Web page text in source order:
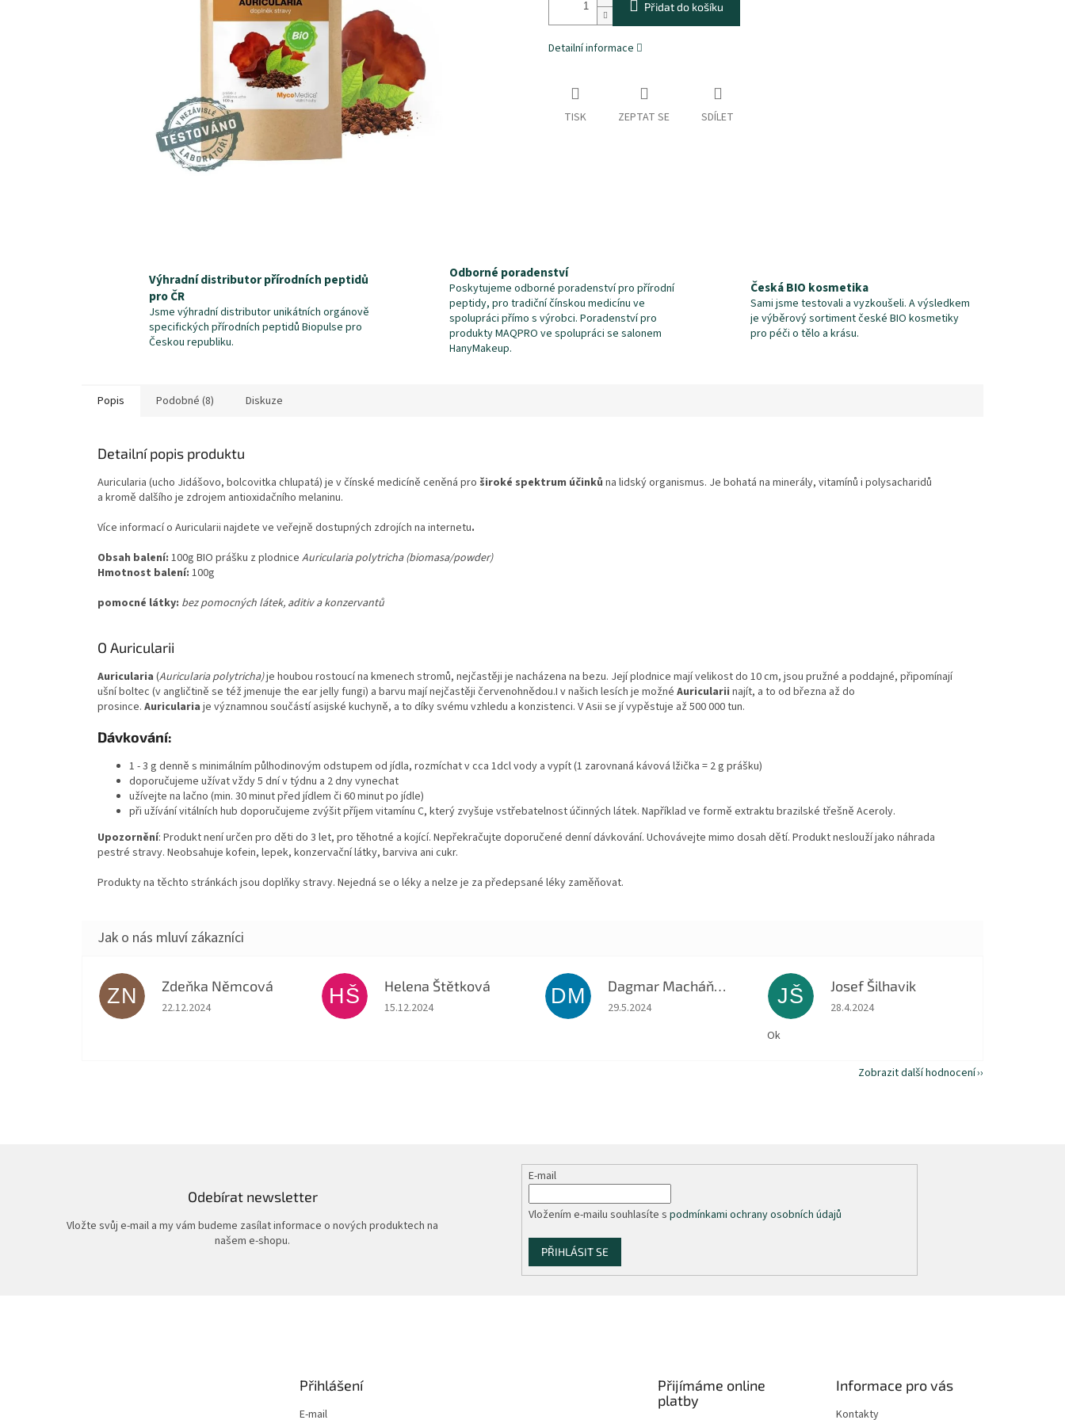
Přidat do košíku
Detailní informace
TISK ZEPTAT SE SDÍLET
Výhradní distributor přírodních peptidů
pro ČR
Jsme výhradní distributor unikátních orgánově
specifických přírodních peptidů Biopulse pro
Českou republiku.
Odborné poradenství
Poskytujeme odborné poradenství pro přírodní
peptidy, pro tradiční čínskou medicínu ve
spolupráci přímo s výrobci. Poradenství pro
produkty MAQPRO ve spolupráci se salonem
HanyMakeup.
Česká BIO kosmetika
Sami jsme testovali a vyzkoušeli. A výsledkem
je výběrový sortiment české BIO kosmetiky
pro péči o tělo a krásu.
Popis Podobné (8) Diskuze
Detailní popis produktu
Auricularia (ucho Jidášovo, bolcovitka chlupatá) je v čínské medicíně ceněná pro široké spektrum účinků na lidský organismus. Je bohatá na minerály, vitamínů i polysacharidů
a kromě dalšího je zdrojem antioxidačního melaninu.
Více informací o Auricularii najdete ve veřejně dostupných zdrojích na internetu.
Obsah balení: 100g BIO prášku z plodnice Auricularia polytricha (biomasa/powder)
Hmotnost balení: 100g
pomocné látky: bez pomocných látek, aditiv a konzervantů
O Auricularii
Auricularia (Auricularia polytricha)je houbou rostoucí na kmenech stromů, nejčastěji je nacházena na bezu. Její plodnice mají velikost do 10 cm, jsou pružné a poddajné, připomínají
ušní boltec (v angličtině se též jmenuje the ear jelly fungi) a barvu mají nejčastěji červenohnědou.I v našich lesích je možné Auricularii najít, a to od března až do
prosince. Auricularia je významnou součástí asijské kuchyně, a to díky svému vzhledu a konzistenci. V Asii se jí vypěstuje až 500 000 tun.
Dávkování:
1 - 3 g denně s minimálním půlhodinovým odstupem od jídla, rozmíchat v cca 1dcl vody a vypít (1 zarovnaná kávová lžička = 2 g prášku)
doporučujeme užívat vždy 5 dní v týdnu a 2 dny vynechat
užívejte na lačno (min. 30 minut před jídlem či 60 minut po jídle)
při užívání vitálních hub doporučujeme zvýšit příjem vitamínu C, který zvyšuje vstřebatelnost účinných látek. Například ve formě extraktu brazilské třešně Aceroly.
Upozornění: Produkt není určen pro děti do 3 let, pro těhotné a kojící. Nepřekračujte doporučené denní dávkování. Uchovávejte mimo dosah dětí. Produkt neslouží jako náhrada
pestré stravy. Neobsahuje kofein, lepek, konzervační látky, barviva ani cukr.
Produkty na těchto stránkách jsou doplňky stravy. Nejedná se o léky a nelze je za předepsané léky zaměňovat.
ZN Zdeňka Němcová
Hodnocení obchodu je 5 z 5 hvězdiček.
22.12.2024 HŠ Helena Štětková
Hodnocení obchodu je 5 z 5 hvězdiček.
15.12.2024 DM Dagmar Macháňová
Hodnocení obchodu je 5 z 5 hvězdiček.
29.5.2024 JŠ Josef Šilhavik
Hodnocení obchodu je 5 z 5 hvězdiček.
28.4.2024
Ok
Zobrazit další hodnocení
Odebírat newsletter
Vložte svůj e-mail a my vám budeme zasílat informace o nových produktech na
našem e-shopu.
E-mail
Vložením e-mailu souhlasíte spodmínkami ochrany osobních údajů
PŘIHLÁSIT SE
Přihlášení
E-mail
Přijímáme online
platby
Informace pro vás
Kontakty